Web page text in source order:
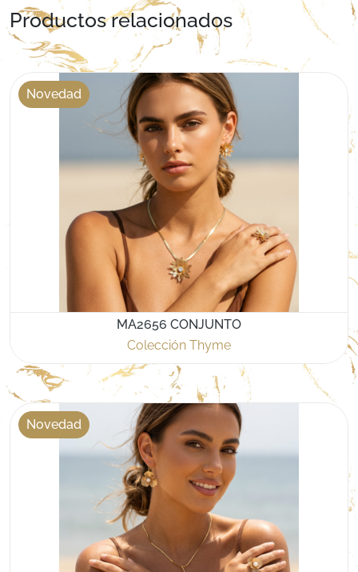
Productos relacionados
Novedad
MA2656 CONJUNTO
Colección Thyme
Novedad